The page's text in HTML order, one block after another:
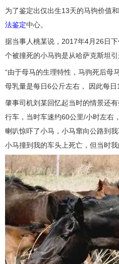
为了鉴定出仅出生13天的马驹价值
法鉴定中心。
据当事人桃某说，2017年4月26日
个被撞死的小马驹是从哈萨克斯坦
“由于母马的生理特性，马驹死后母
母乳量是每日6公斤左右， 因此每
肇事司机刘某回忆起当时的情景还
行车，当时车速约60公里/小时左右
喇叭惊吓了小马，小马窜向公路到
小马撞到我的车头上死亡，但当时